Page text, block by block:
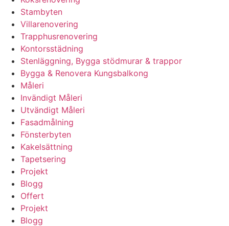
Stambyten
Villarenovering
Trapphusrenovering
Kontorsstädning
Stenläggning, Bygga stödmurar & trappor
Bygga & Renovera Kungsbalkong
Måleri
Invändigt Måleri
Utvändigt Måleri
Fasadmålning
Fönsterbyten
Kakelsättning
Tapetsering
Projekt
Blogg
Offert
Projekt
Blogg